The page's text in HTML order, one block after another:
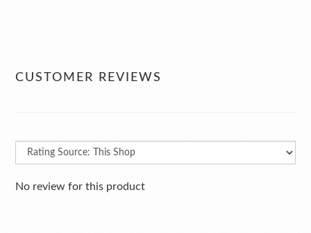
CUSTOMER REVIEWS
No review for this product